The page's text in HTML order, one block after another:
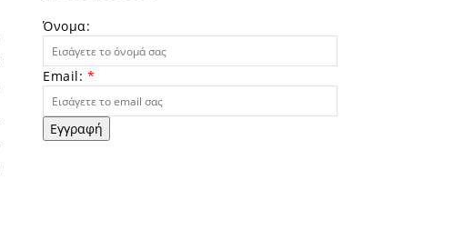
Όνομα:
Email: *
Εγγραφή